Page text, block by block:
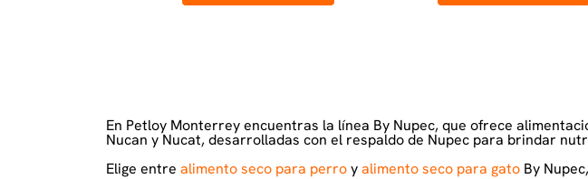
En Petloy Monterrey encuentras la línea By Nupec, que ofrece
Nucan y Nucat, desarrolladas con el respaldo de Nupec para brindar
Elige entre alimento seco para perroyalimento seco para gato By